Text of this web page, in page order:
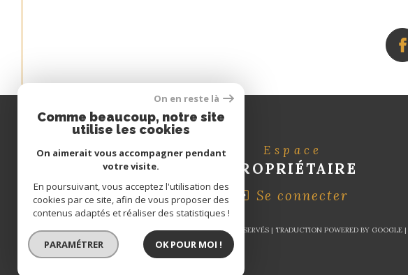
Espace
PROPRIÉTAIRE
Se connecter
© 2026 | TOUS DROITS RÉSERVÉS | TRADUCTION POWERED BY GOOGLE |
On en reste là
Comme beaucoup, notre site
utilise les cookies
On aimerait vous accompagner pendant
votre visite.
En poursuivant, vous acceptez l'utilisation des
cookies par ce site, afin de vous proposer des
contenus adaptés et réaliser des statistiques !
PARAMÉTRER OK POUR MOI !